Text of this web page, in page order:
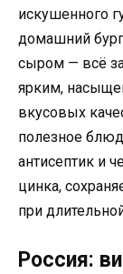
искушенного
домашний
сыром — всё
ярким,
вкусовых
полезное
антисептик и
цинка,
при
Россия: